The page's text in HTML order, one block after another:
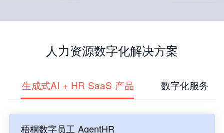
人力资源数字化解决方案
生成式AI + HR SaaS 产品 数字化服务
梧桐数字员工 AgentHR